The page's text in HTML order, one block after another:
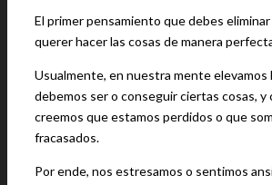
El primer pensamiento que debes
querer hacer las cosas de manera
Usualmente, en nuestra mente elevamos
debemos ser o conseguir ciertas cosas, y
creemos que estamos perdidos o que
fracasados.
Por ende, nos estresamos o sentimos